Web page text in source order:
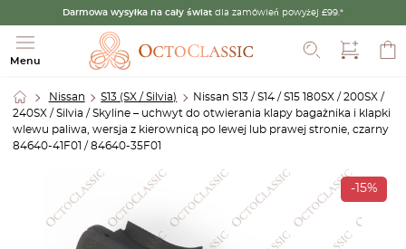
Darmowa wysyłka na cały świat dla zamówień powyżej £99.*
Menu
Szukaj
Nissan S13 (SX / Silvia)
Nissan S13 / S14 / S15 180SX / 200SX /
240SX / Silvia / Skyline – uchwyt do otwierania klapy bagażnika i klapki
wlewu paliwa, wersja z kierownicą po lewej lub prawej stronie, czarny
84640-41F01 / 84640-35F01
-15%